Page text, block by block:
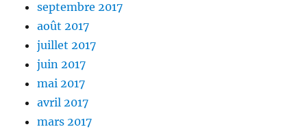
septembre 2017
août 2017
juillet 2017
juin 2017
mai 2017
avril 2017
mars 2017